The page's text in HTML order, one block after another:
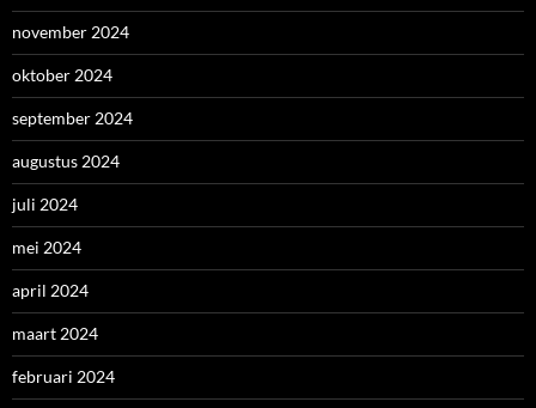
november 2024
oktober 2024
september 2024
augustus 2024
juli 2024
mei 2024
april 2024
maart 2024
februari 2024